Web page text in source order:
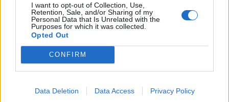
I want to opt-out of Collection, Use,
Retention, Sale, and/or Sharing of my
Personal Data that Is Unrelated with the
Purposes for which it was collected.
Opted Out
CONFIRM
Data Deletion Data Access Privacy Policy
Esim for Global|
Esim for USA|Esim for Italy|Esim for Spain|Esim
|Esim for Germany
for Asia|Esim for World Cup 2026|Esim for Saudi
Emirates|Esim for Balkans |Esim for Morocco|